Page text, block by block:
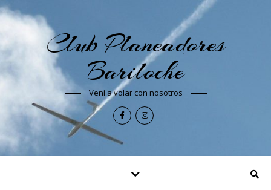
Club Planeadores
Bariloche
Vení a volar con nosotros